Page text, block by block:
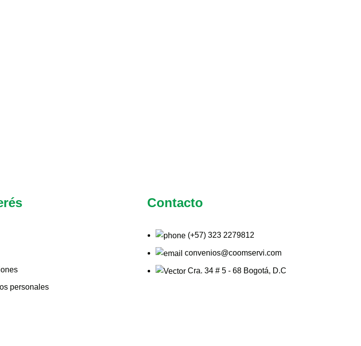
personales
Contacto
(+57) 323 2279812
convenios@coomservi.com
Cra. 34 # 5 - 68 Bogotá, D.C